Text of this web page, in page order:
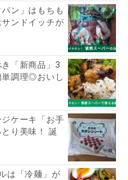
ン」はもちも
ンドイッチが
き「新商品」3
単調理◎おいし
ケーキ「お手
り美味！ 誕
は「冷麺」が